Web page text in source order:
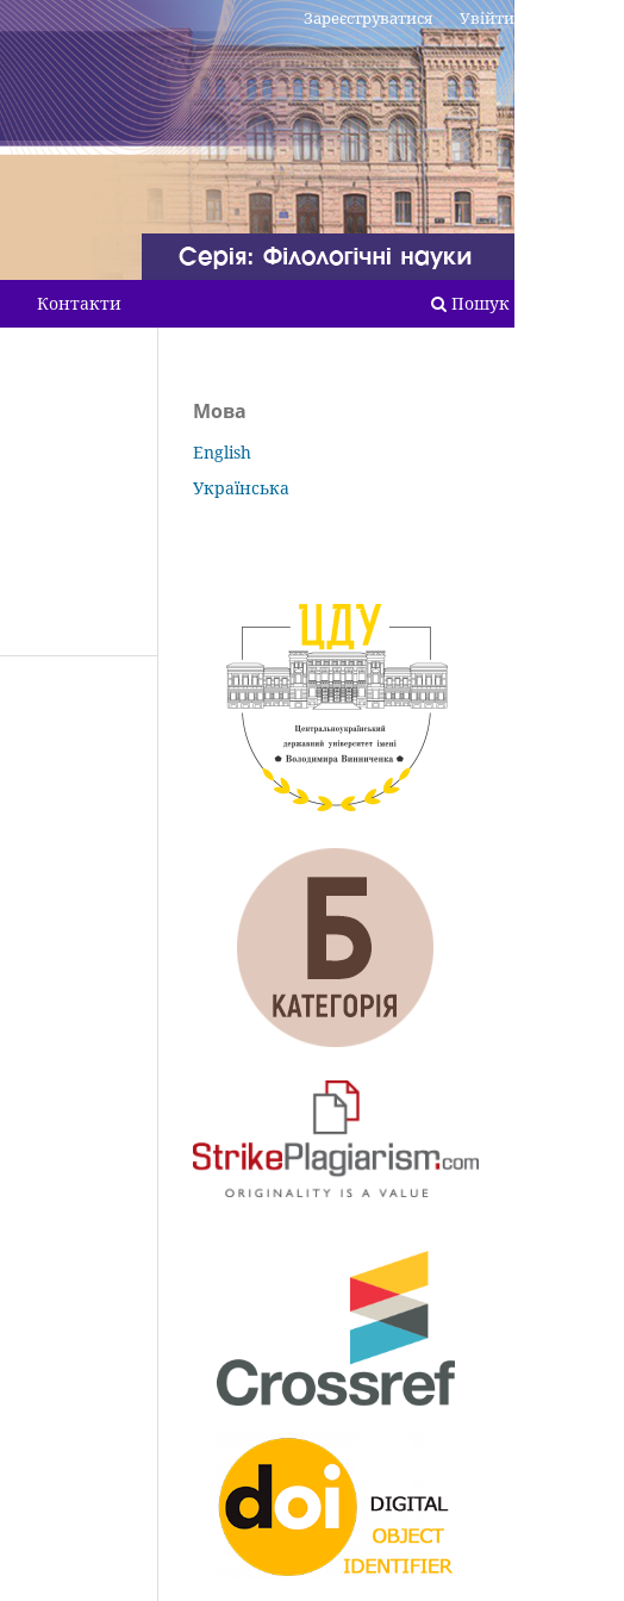
Контакти Пошук
Зареєструватися Увійти
Мова
English
Українська